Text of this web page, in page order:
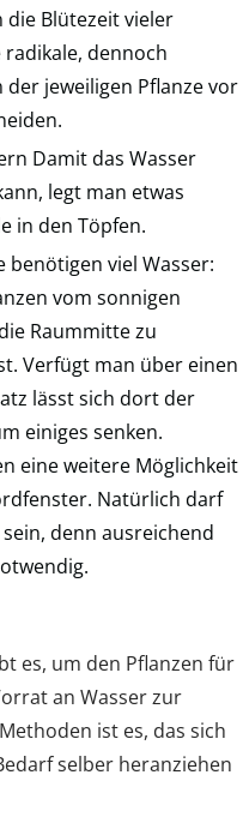
die Blütezeit vieler
radikale, dennoch
jeweiligen Pflanze vor
Damit das Wasser
legt man etwas
in den Töpfen.
benötigen viel Wasser:
vom sonnigen
Raummitte zu
Verfügt man über einen
lässt sich dort der
einiges senken.
eine weitere Möglichkeit
Natürlich darf
denn ausreichend
es, um den Pflanzen für
an Wasser zur
ist es, das sich
selber heranziehen